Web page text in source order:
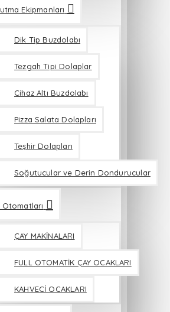
Ekipmanları
Dik Tip Buzdolabı
Tezgah Tipi Dolaplar
Cihaz Altı Buzdolabı
Pizza Salata Dolapları
Teşhir Dolapları
Soğutucular ve Derin Dondurucular
Otomatları
ÇAY MAKİNALARI
FULL OTOMATİK ÇAY OCAKLARI
KAHVECİ OCAKLARI